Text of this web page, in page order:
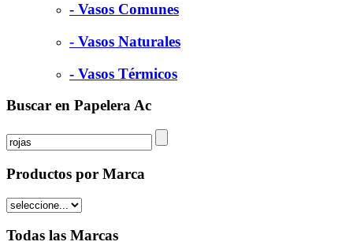
- Vasos Comunes
- Vasos Naturales
- Vasos Térmicos
Buscar en Papelera Ac
Productos por Marca
Todas las Marcas